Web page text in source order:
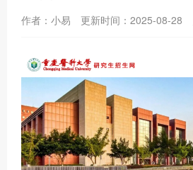
作者：小易 更新时间：2025-08-28